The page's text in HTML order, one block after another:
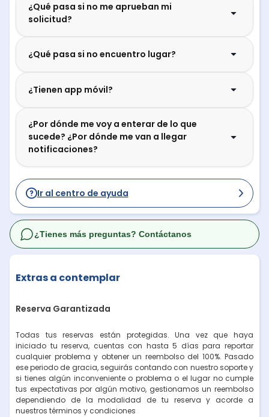
¿Qué pasa si no me aprueban mi
solicitud?
¿Qué pasa si no encuentro lugar?
¿Tienen app móvil?
¿Por dónde me voy a enterar de lo que
sucede? ¿Por dónde me van a llegar
notificaciones?
Ir al centro de ayuda
Extras a contemplar
Reserva Garantizada
Todas tus reservas están protegidas. Una vez que haya
iniciado tu reserva, cuentas con hasta 5 días para reportar
cualquier problema y obtener un reembolso del 100%. Pasado
ese periodo de gracia, seguirás contando con nuestro soporte y
si tienes algún inconveniente o problema o el lugar no cumple
tus expectativas por algún motivo, gestionamos un reembolso
dependiendo de la modalidad de tu reserva y acorde a
nuestros términos y condiciones
¿Tienes más preguntas? Contáctanos